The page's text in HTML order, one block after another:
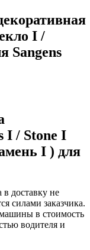
I /
Sangens
I / Stone I
I ) для
в доставку не
силами заказчика.
в стоимость
водителя и